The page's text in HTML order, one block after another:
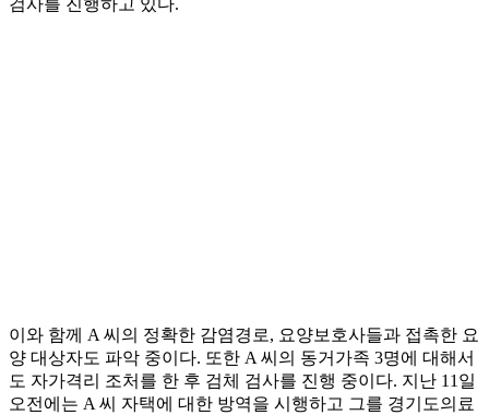
검사를 진행하고 있다.
이와 함께 A 씨의 정확한 감염경로, 요양보호사들과 접촉한 요
양 대상자도 파악 중이다. 또한 A 씨의 동거가족 3명에 대해서
도 자가격리 조처를 한 후 검체 검사를 진행 중이다. 지난 11일
오전에는 A 씨 자택에 대한 방역을 시행하고 그를 경기도의료